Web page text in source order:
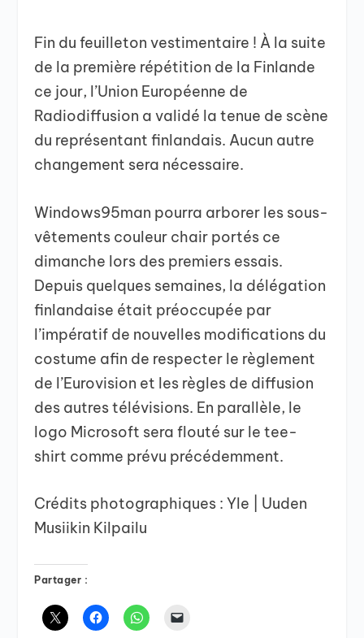
Fin du feuilleton vestimentaire ! À la suite
de la première répétition de la Finlande
ce jour, l’Union Européenne de
Radiodiffusion a validé la tenue de scène
du représentant finlandais. Aucun autre
changement sera nécessaire.
Windows95man pourra arborer les sous-
vêtements couleur chair portés ce
dimanche lors des premiers essais.
Depuis quelques semaines, la délégation
finlandaise était préoccupée par
l’impératif de nouvelles modifications du
costume afin de respecter le règlement
de l’Eurovision et les règles de diffusion
des autres télévisions. En parallèle, le
logo Microsoft sera flouté sur le tee-
shirt comme prévu précédemment.
Crédits photographiques : Yle | Uuden
Musiikin Kilpailu
Partager :